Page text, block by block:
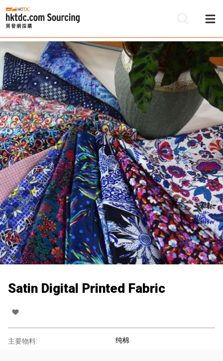
Satin Digital Printed Fabric
主要物料: 纯棉